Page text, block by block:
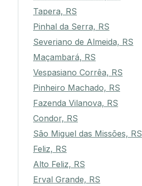
Tapera, RS
Pinhal da Serra, RS
Severiano de Almeida, RS
Maçambará, RS
Vespasiano Corrêa, RS
Pinheiro Machado, RS
Fazenda Vilanova, RS
Condor, RS
São Miguel das Missões, RS
Feliz, RS
Alto Feliz, RS
Erval Grande, RS